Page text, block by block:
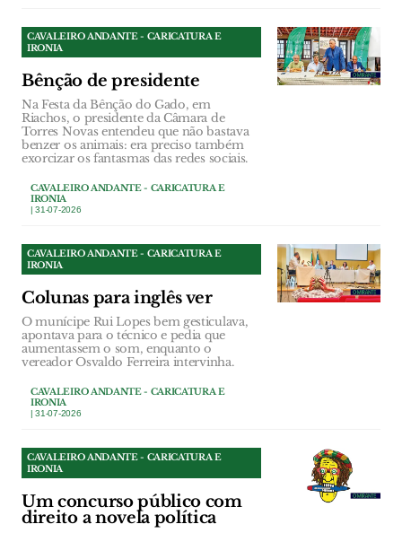
CAVALEIRO ANDANTE - CARICATURA E
IRONIA
Bênção de presidente
Na Festa da Bênção do Gado, em
Riachos, o presidente da Câmara de
Torres Novas entendeu que não bastava
benzer os animais: era preciso também
exorcizar os fantasmas das redes sociais.
CAVALEIRO ANDANTE - CARICATURA E
IRONIA
| 31-07-2026
CAVALEIRO ANDANTE - CARICATURA E
IRONIA
Colunas para inglês ver
O munícipe Rui Lopes bem gesticulava,
apontava para o técnico e pedia que
aumentassem o som, enquanto o
vereador Osvaldo Ferreira intervinha.
CAVALEIRO ANDANTE - CARICATURA E
IRONIA
| 31-07-2026
CAVALEIRO ANDANTE - CARICATURA E
IRONIA
Um concurso público com
direito a novela política